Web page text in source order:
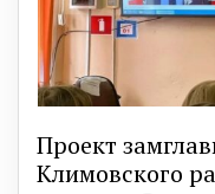
Проект
Климовского